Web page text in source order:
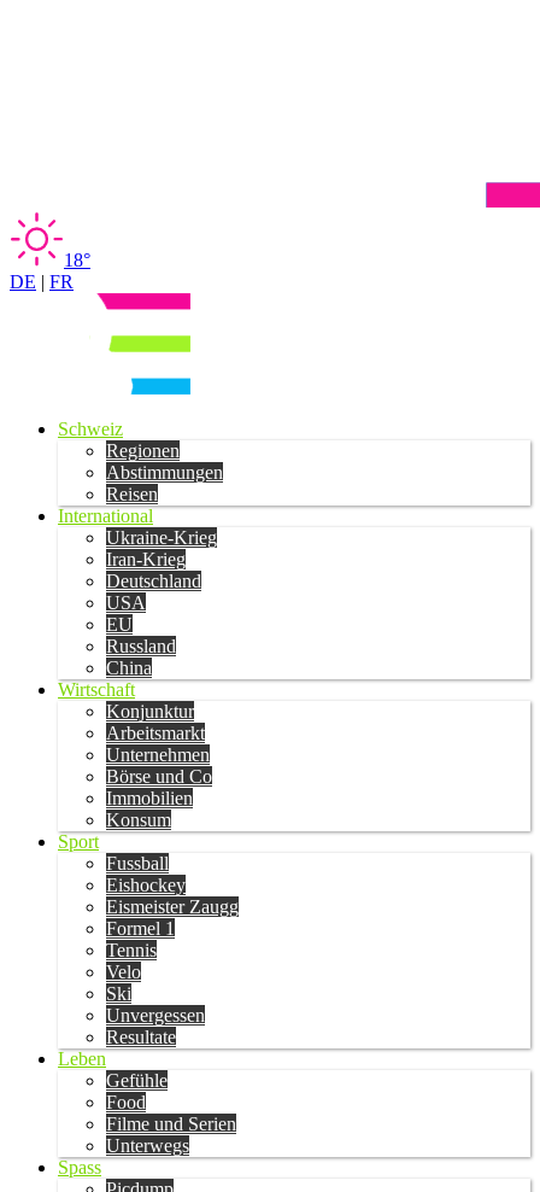
18°
DE | FR
Schweiz
Regionen
Abstimmungen
Reisen
International
Ukraine-Krieg
Iran-Krieg
Deutschland
USA
EU
Russland
China
Wirtschaft
Konjunktur
Arbeitsmarkt
Unternehmen
Börse und Co
Immobilien
Konsum
Sport
Fussball
Eishockey
Eismeister Zaugg
Formel 1
Tennis
Velo
Ski
Unvergessen
Resultate
Leben
Gefühle
Food
Filme und Serien
Unterwegs
Spass